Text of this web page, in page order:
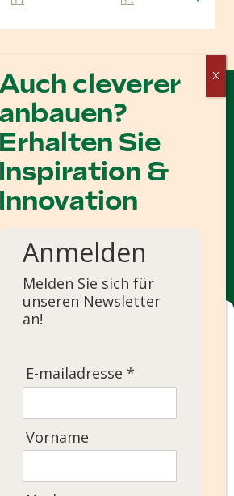
verwalten
Nutzererfahrung zu bieten,
wie Cookies, um Informationen über
und/oder darauf zuzugreifen. Mit Ihrer
können wir Daten wie Ihr
Kennungen auf dieser Website
Einwilligung nicht erteilen oder
Funktionen beeinträchtigen.
Anmelden
Melden Sie sich für
unseren Newsletter
an!
E-mailadresse *
Vorname